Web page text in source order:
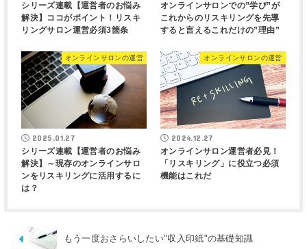
シリーズ連載【運営者のお悩み
解決】ココがポイント！リスキ
リングサロン運営必須3箇条
オンラインサロンでの”学び”が
これからのリスキリングを先導
すると言えるこれだけの”理由”
オンラインサロンの運営
2025.01.27
シリーズ連載【運営者のお悩み
解決】～現存のオンラインサロ
ンをリスキリングに活用するに
は？
オンラインサロンの運営
2024.12.27
オンラインサロン運営者必見！
「リスキリング」に役立つ必須
機能はこれだ
もう一度おさらいしたい"収入印紙"の基礎知識